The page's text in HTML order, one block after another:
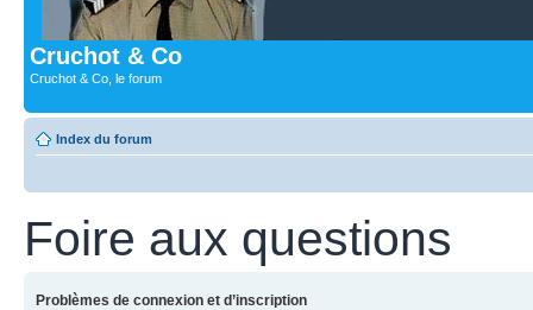
Cruchot & Co
Cruchot & Co, le forum
Index du forum
Foire aux questions
Problèmes de connexion et d’inscription